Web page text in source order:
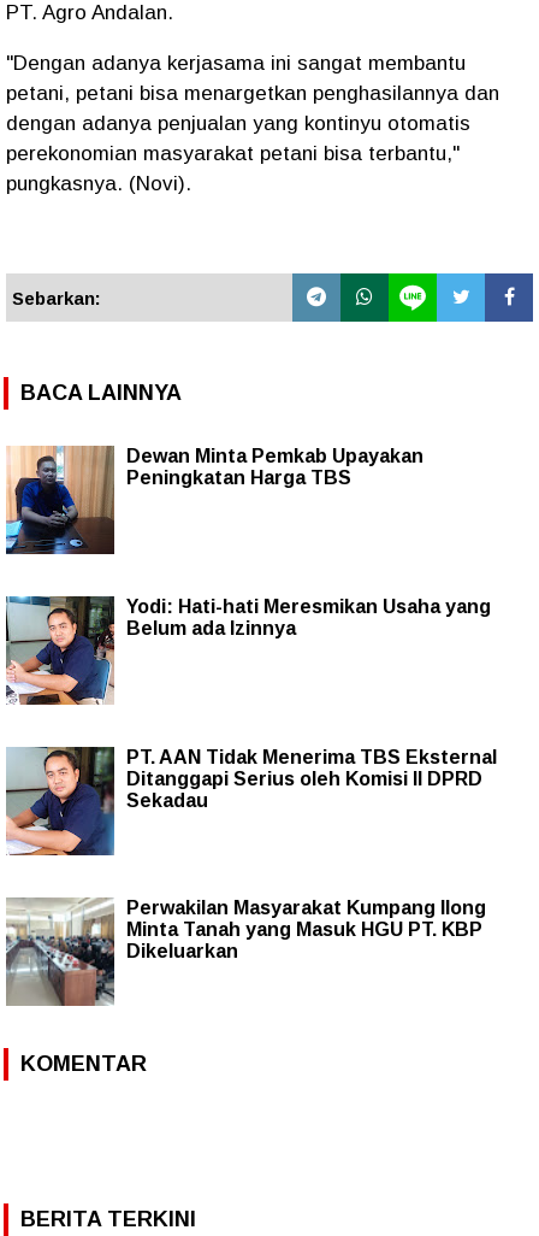
PT. Agro Andalan.
"Dengan adanya kerjasama ini sangat membantu
petani, petani bisa menargetkan penghasilannya dan
dengan adanya penjualan yang kontinyu otomatis
perekonomian masyarakat petani bisa terbantu,"
pungkasnya. (Novi).
Sebarkan:
BACA LAINNYA
Dewan Minta Pemkab Upayakan
Peningkatan Harga TBS
Yodi: Hati-hati Meresmikan Usaha yang
Belum ada Izinnya
PT. AAN Tidak Menerima TBS Eksternal
Ditanggapi Serius oleh Komisi II DPRD
Sekadau
Perwakilan Masyarakat Kumpang Ilong
Minta Tanah yang Masuk HGU PT. KBP
Dikeluarkan
KOMENTAR
BERITA TERKINI